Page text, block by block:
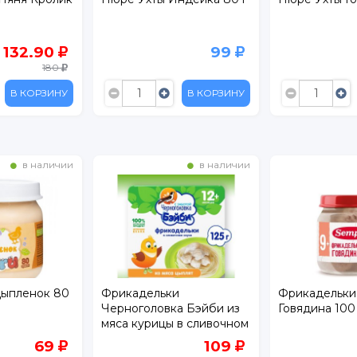
99
В КОРЗИНУ
97.90
В КОРЗИНУ
в наличии
Бэйби из
109
в наличии
Фрикадельки Semper
Говядина 100 г
350
Пюре
г